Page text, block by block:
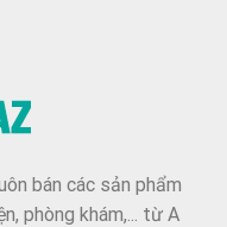
bán các sản phẩm
phòng khám,... từ A